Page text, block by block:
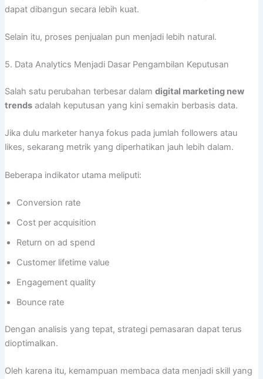
dapat dibangun secara lebih kuat.
Selain itu, proses penjualan pun menjadi lebih natural.
5. Data Analytics Menjadi Dasar Pengambilan Keputusan
Salah satu perubahan terbesar dalam digital marketing new
trendsadalah keputusan yang kini semakin berbasis data.
Jika dulu marketer hanya fokus pada jumlah followers atau
likes, sekarang metrik yang diperhatikan jauh lebih dalam.
Beberapa indikator utama meliputi:
Conversion rate
Cost per acquisition
Return on ad spend
Customer lifetime value
Engagement quality
Bounce rate
Dengan analisis yang tepat, strategi pemasaran dapat terus
dioptimalkan.
Oleh karena itu, kemampuan membaca data menjadi skill yang